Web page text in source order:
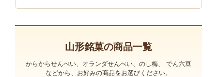
山形銘菓の商品一覧
からからせんべい、オランダせんべい、のし梅、 でん六豆
などから、お好みの商品をお選びください。